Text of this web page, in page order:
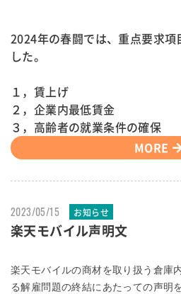
2024年の春闘では、重点要求項
した。
１，賃上げ
２，企業内最低賃金
３，高齢者の就業条件の確保
MORE
2023/05/15 お知らせ
楽天モバイル声明文
楽天モバイルの商材を取り扱う倉庫
る解雇問題の終結にあたっての声明